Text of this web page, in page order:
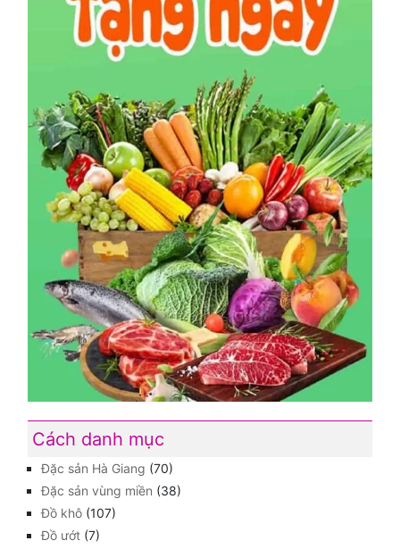
Cách danh mục
Đặc sản Hà Giang (70)
Đặc sản vùng miền (38)
Đồ khô (107)
Đồ ướt (7)